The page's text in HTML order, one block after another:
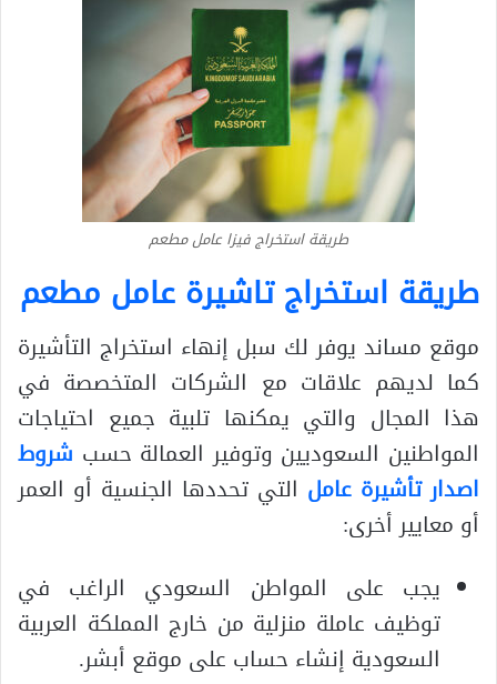
طريقة استخراج فيزا عامل مطعم
طريقة استخراج تاشيرة عامل مطعم
موقع مساند يوفر لك سبل إنهاء استخراج التأشيرة
كما لديهم علاقات مع الشركات المتخصصة في
هذا المجال والتي يمكنها تلبية جميع احتياجات
المواطنين السعوديين وتوفير العمالة حسب شروط
اصدار تأشيرة عامل التي تحددها الجنسية أو العمر
أو معايير أخرى:
يجب على المواطن السعودي الراغب في
توظيف عاملة منزلية من خارج المملكة العربية
السعودية إنشاء حساب على موقع أبشر.